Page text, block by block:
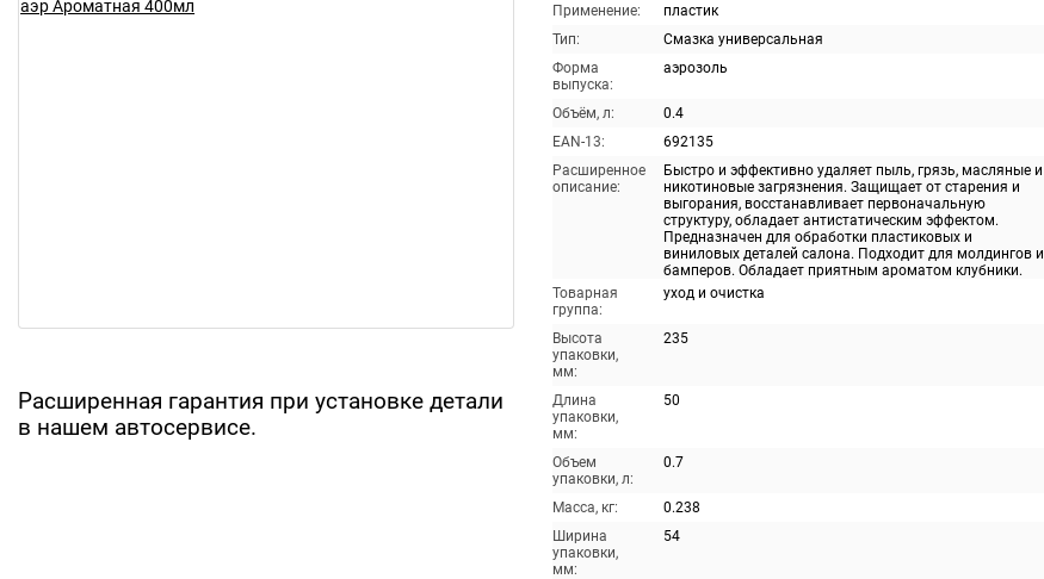
Расширенная гарантия при установке детали
в нашем автосервисе.
Применение:
пластик
Тип:
Смазка универсальная
Форма
выпуска:
аэрозоль
Объём, л:
0.4
EAN-13:
692135
Расширенное
описание:
Быстро и эффективно удаляет пыль, грязь, масляные и
никотиновые загрязнения. Защищает от старения и
выгорания, восстанавливает первоначальную
структуру, обладает антистатическим эффектом.
Предназначен для обработки пластиковых и
виниловых деталей салона. Подходит для молдингов и
бамперов. Обладает приятным ароматом клубники.
Товарная
группа:
уход и очистка
Высота
упаковки,
мм:
235
Длина
упаковки,
мм:
50
Объем
упаковки, л:
0.7
Масса, кг:
0.238
Ширина
упаковки,
мм:
54